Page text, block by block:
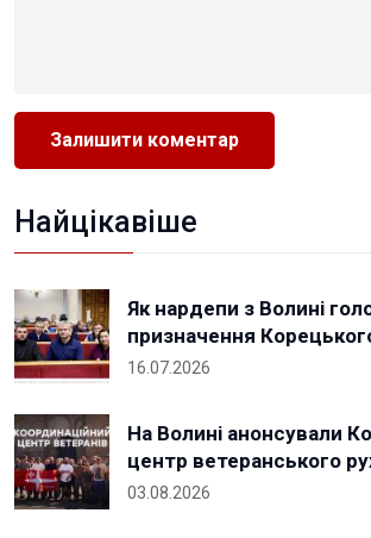
Найцікавіше
Як нардепи з Волині
призначення
16.07.2026
На Волині анонсували
центр ветеранського
03.08.2026